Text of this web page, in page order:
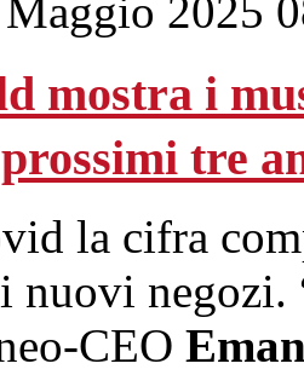
2025
mostra i
tre
la cifra
nuovi
CEO